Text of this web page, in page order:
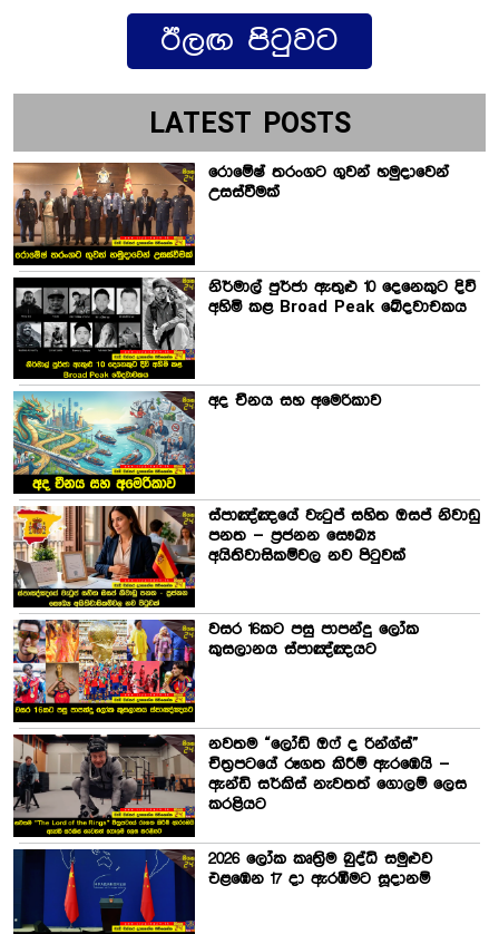
LATEST POSTS
රොමේෂ් තරංගට ගුවන් හමුදාවෙන්
උසස්වීමක්
නිර්මාල් පුර්ජා ඇතුළු 10 දෙනෙකුට දිවි
අහිමි කළ Broad Peak ඛේදවාචකය
අද චීනය සහ අමෙරිකාව
ස්පාඤ්ඤයේ වැටුප් සහිත ඔසප් නිවාඩු
පනත – ප්‍රජනන සෞඛ්‍ය
අයිතිවාසිකම්වල නව පිටුවක්
වසර 16කට පසු පාපන්දු ලෝක
කුසලානය ස්පාඤ්ඤයට
නවතම “ලෝඩ් ඔෆ් ද රින්ග්ස්”
චිත්‍රපටයේ රූගත කිරීම් ඇරඹෙයි –
ඇන්ඩි සර්කිස් නැවතත් ගොලම් ලෙස
කරළියට
2026 ලෝක කෘත්‍රිම බුද්ධි සමුළුව
එළඹෙන 17 දා ඇරඹීමට සූදානම්
ඊලඟ පිටුවට